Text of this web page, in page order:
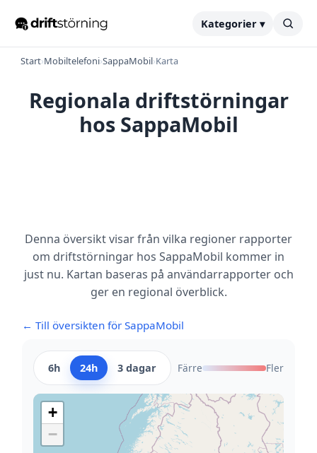
Kategorier ▾
Start›Mobiltelefoni›SappaMobil›Karta
Regionala driftstörningar
hos SappaMobil
Denna översikt visar från vilka regioner rapporter
om driftstörningar hos SappaMobil kommer in
just nu. Kartan baseras på användarrapporter och
ger en regional överblick.
← Till översikten för SappaMobil
6h 24h 3 dagar Färre Fler
+
−